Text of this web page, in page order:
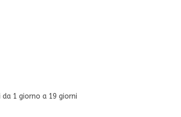
1 giorno a 19 giorni